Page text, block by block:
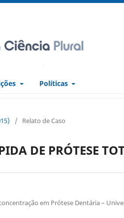
Políticas
/ Relato de Caso
DE PRÓTESE
em Prótese Dentária –